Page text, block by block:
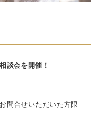
談会を開催！
問合せいただいた方限